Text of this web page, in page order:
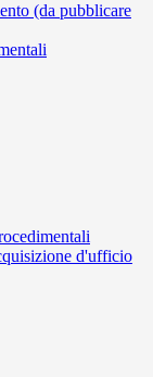
(da pubblicare
d'ufficio